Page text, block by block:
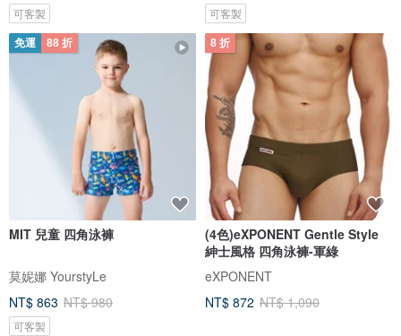
可客製 可客製
免運 88 折
MIT 兒童 四角泳褲
莫妮娜 YourstyLe
NT$ 863 NT$ 980
可客製
8 折
(4色)eXPONENT Gentle Style
紳士風格 四角泳褲-軍綠
eXPONENT
NT$ 872 NT$ 1,090